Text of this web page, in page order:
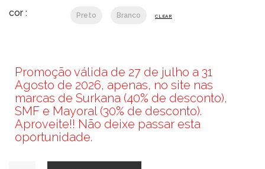
cor : Preto Branco CLEAR
Promoção válida de 27 de julho a 31
Agosto de 2026, apenas, no site nas
marcas de Surkana (40% de desconto),
SMF e Mayoral (30% de desconto).
Aproveite!! Não deixe passar esta
oportunidade.